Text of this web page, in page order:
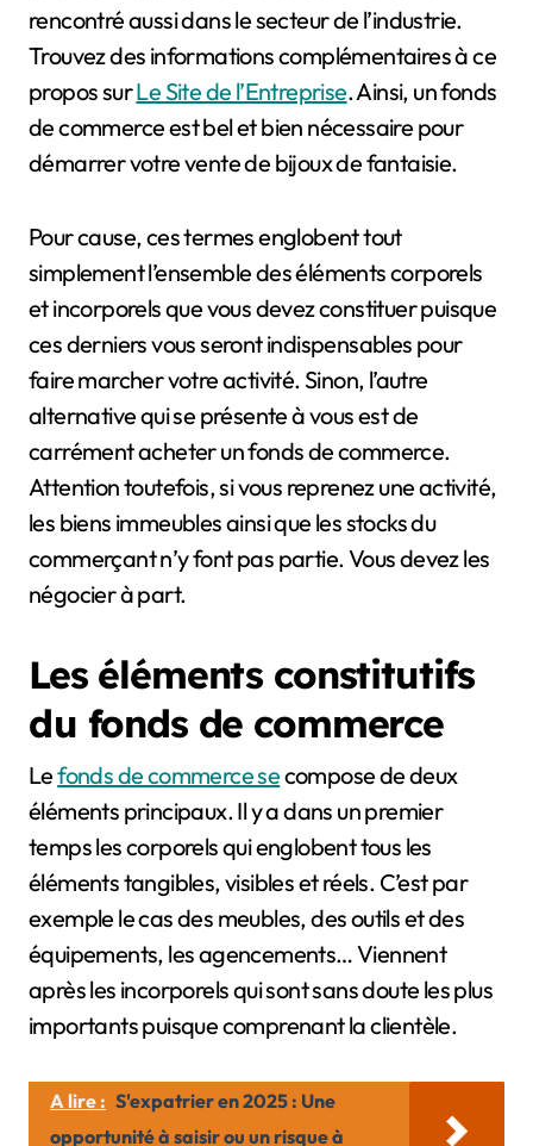
rencontré aussi dans le secteur de l’industrie.
Trouvez des informations complémentaires à ce
propos surLe Site de l’Entreprise. Ainsi, un fonds
de commerce est bel et bien nécessaire pour
démarrer votre vente de bijoux de fantaisie.
Pour cause, ces termes englobent tout
simplement l’ensemble des éléments corporels
et incorporels que vous devez constituer puisque
ces derniers vous seront indispensables pour
faire marcher votre activité. Sinon, l’autre
alternative qui se présente à vous est de
carrément acheter un fonds de commerce.
Attention toutefois, si vous reprenez une activité,
les biens immeubles ainsi que les stocks du
commerçant n’y font pas partie. Vous devez les
négocier à part.
Les éléments constitutifs
du fonds de commerce
Lefonds de commerce secompose de deux
éléments principaux. Il y a dans un premier
temps les corporels qui englobent tous les
éléments tangibles, visibles et réels. C’est par
exemple le cas des meubles, des outils et des
équipements, les agencements… Viennent
après les incorporels qui sont sans doute les plus
importants puisque comprenant la clientèle.
A lire : S'expatrier en 2025 : Une
opportunité à saisir ou un risque à